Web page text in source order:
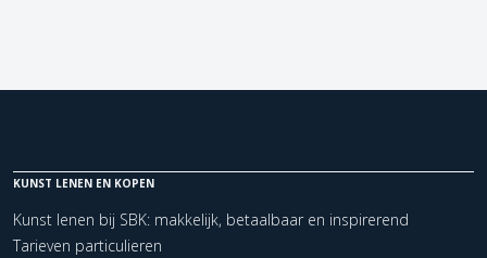
KUNST LENEN EN KOPEN
Kunst lenen bij SBK: makkelijk, betaalbaar en inspirerend
Tarieven particulieren